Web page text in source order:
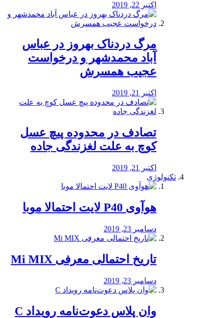
اکتبر 22, 2019
مرگ دردناک بهروز در عباس
آباد محمدشهر و درخواست
عجیب همسرش
اکتبر 21, 2019
تصادف در محدوده پیچ عسل
کوچ به علت لغزندگی جاده
اکتبر 21, 2019
تکنولوژی
هوآوی P40 لایت احتمالا موبا
دسامبر 23, 2019
تاریخ احتمالی معرفی Mi MIX
دسامبر 23, 2019
وان پلاس دعوت‌نامه رویداد C